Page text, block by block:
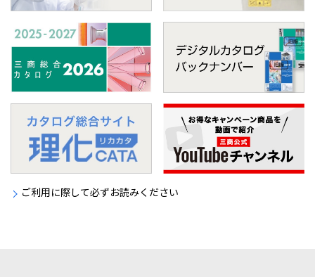
ご利用に際して必ずお読みください